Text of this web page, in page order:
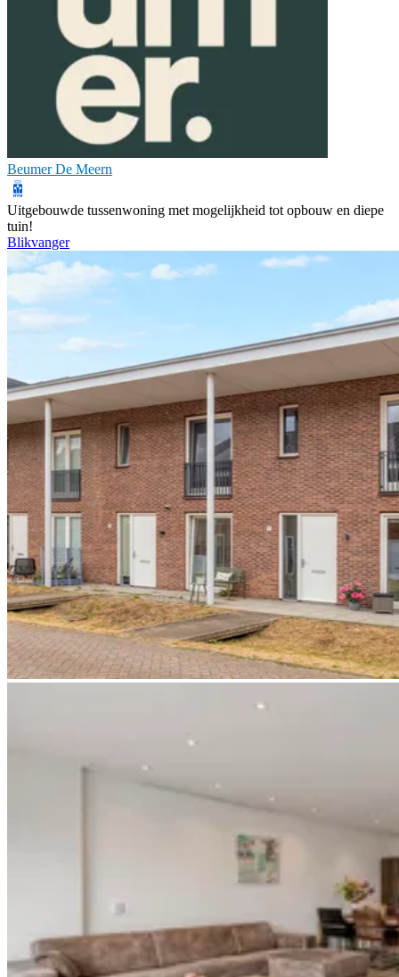
Beumer De Meern
Uitgebouwde tussenwoning met mogelijkheid tot opbouw en diepe
tuin!
Blikvanger